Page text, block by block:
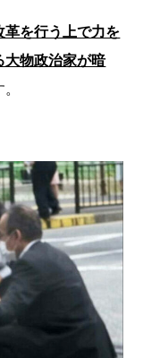
革を行う上で力を
大物政治家が暗